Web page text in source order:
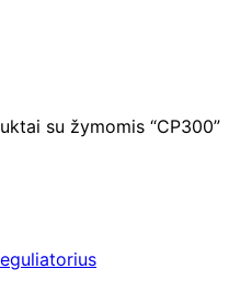
su žymomis “CP300”